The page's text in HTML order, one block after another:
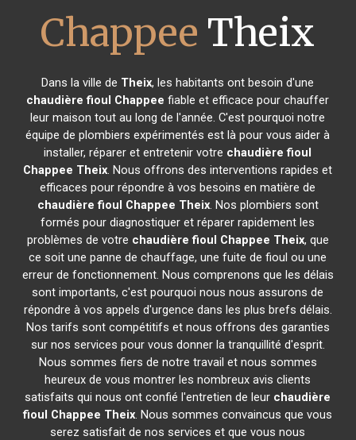
Chappee Theix
Dans la ville de Theix, les habitants ont besoin d'une
chaudière fioul Chappee fiable et efficace pour chauffer
leur maison tout au long de l'année. C'est pourquoi notre
équipe de plombiers expérimentés est là pour vous aider à
installer, réparer et entretenir votre chaudière fioul
Chappee Theix. Nous offrons des interventions rapides et
efficaces pour répondre à vos besoins en matière de
chaudière fioul Chappee Theix. Nos plombiers sont
formés pour diagnostiquer et réparer rapidement les
problèmes de votre chaudière fioul Chappee Theix, que
ce soit une panne de chauffage, une fuite de fioul ou une
erreur de fonctionnement. Nous comprenons que les délais
sont importants, c'est pourquoi nous nous assurons de
répondre à vos appels d'urgence dans les plus brefs délais.
Nos tarifs sont compétitifs et nous offrons des garanties
sur nos services pour vous donner la tranquillité d'esprit.
Nous sommes fiers de notre travail et nous sommes
heureux de vous montrer les nombreux avis clients
satisfaits qui nous ont confié l'entretien de leur chaudière
fioul Chappee Theix. Nous sommes convaincus que vous
serez satisfait de nos services et que vous nous